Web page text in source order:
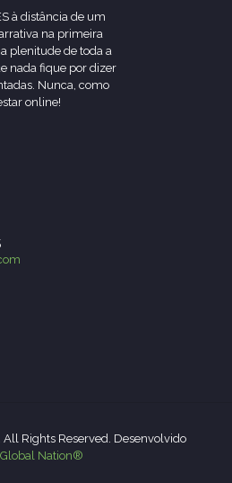
à distância de um
na primeira
plenitude de toda a
nada fique por dizer
Nunca, como
online!
Rights Reserved. Desenvolvido
Global Nation®